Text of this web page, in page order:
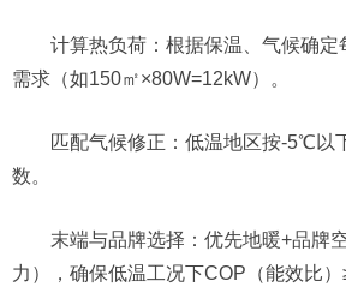
计算热负荷：根据保温、气候确定
需求（如150㎡×80W=12kW）。
匹配气候修正：低温地区按-5℃以
数。
末端与品牌选择：优先地暖+品牌
力），确保低温工况下COP（能效比）